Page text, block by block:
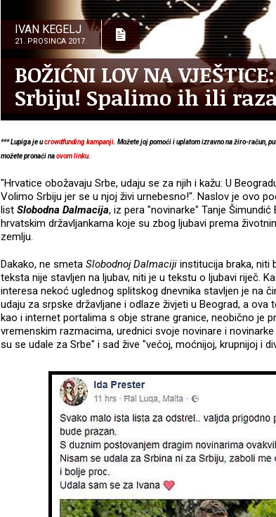
IVAN KEGELJ
21. PROSINCA 2017.
BOŽIĆNI LOV NA
Srbiju! Spalimo ih ili
*** Lupiga je ucrowdfunding kampanji. Možete joj pomoći i uplatom izravno na žiro-račun,
možete pronaći naovom linku.
"Hrvatice obožavaju Srbe, udaju se za njih i kažu: U
Volimo Srbiju jer se u njoj živi urnebesno!". Naslov je ovo
list Slobodna Dalmacija, iz pera "novinarke" Tanje
hrvatskim državljankama koje su zbog ljubavi prema
zemlju.
Dakako, ne smeta Slobodnoj Dalmaciji institucija braka, niti
teksta nije stavljen na ljubav, niti je u tekstu o ljubavi riječ.
interesa nekoć uglednog splitskog dnevnika stavljen je na
udaju za srpske državljane i odlaze živjeti u Beograd, a
kao i internet portalima s obje strane granice, neobično je
vremenskim razmacima, urednici svoje novinare i
su se udale za Srbe" i sad žive "većoj, moćnijoj, krupnijoj i